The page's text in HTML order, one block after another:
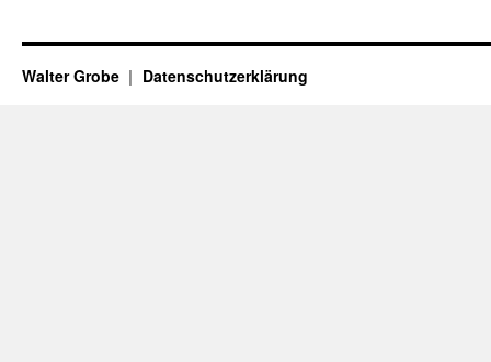
Walter Grobe Datenschutzerklärung